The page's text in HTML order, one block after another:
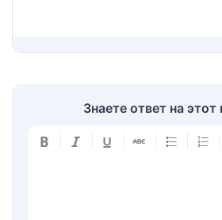
Знаете ответ на этот